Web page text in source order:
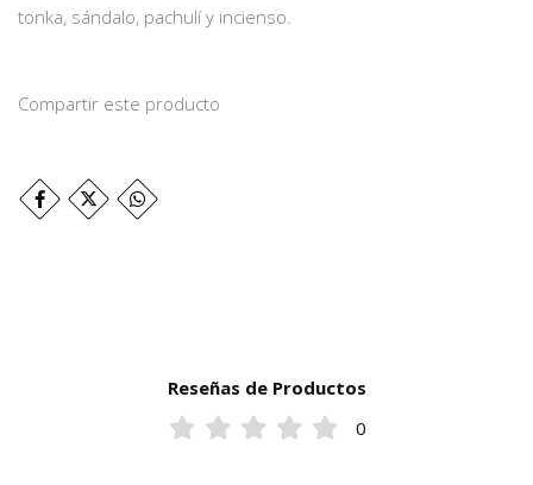
tonka, sándalo, pachulí y incienso.
Compartir este producto
Reseñas de Productos
0